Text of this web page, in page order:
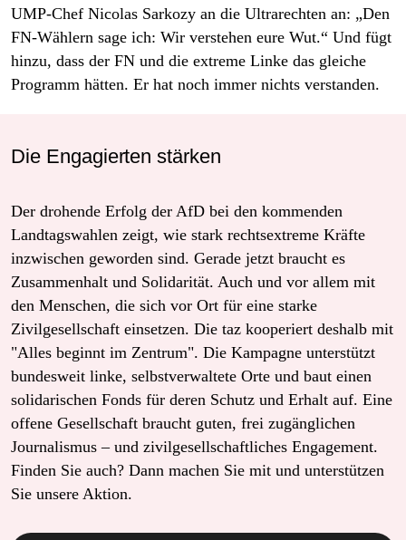
UMP-Chef Nicolas Sarkozy an die Ultrarechten an: „Den
FN-Wählern sage ich: Wir verstehen eure Wut.“ Und fügt
hinzu, dass der FN und die extreme Linke das gleiche
Programm hätten. Er hat noch immer nichts verstanden.
Die Engagierten stärken
Der drohende Erfolg der AfD bei den kommenden
Landtagswahlen zeigt, wie stark rechtsextreme Kräfte
inzwischen geworden sind. Gerade jetzt braucht es
Zusammenhalt und Solidarität. Auch und vor allem mit
den Menschen, die sich vor Ort für eine starke
Zivilgesellschaft einsetzen. Die taz kooperiert deshalb mit
"Alles beginnt im Zentrum". Die Kampagne unterstützt
bundesweit linke, selbstverwaltete Orte und baut einen
solidarischen Fonds für deren Schutz und Erhalt auf. Eine
offene Gesellschaft braucht guten, frei zugänglichen
Journalismus – und zivilgesellschaftliches Engagement.
Finden Sie auch? Dann machen Sie mit und unterstützen
Sie unsere Aktion.